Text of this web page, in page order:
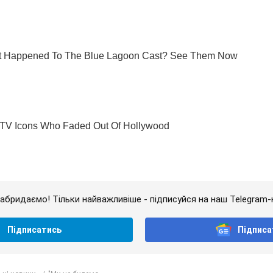
Тільки найважливіше - підписуйся на наш Telegram-
Підписатись